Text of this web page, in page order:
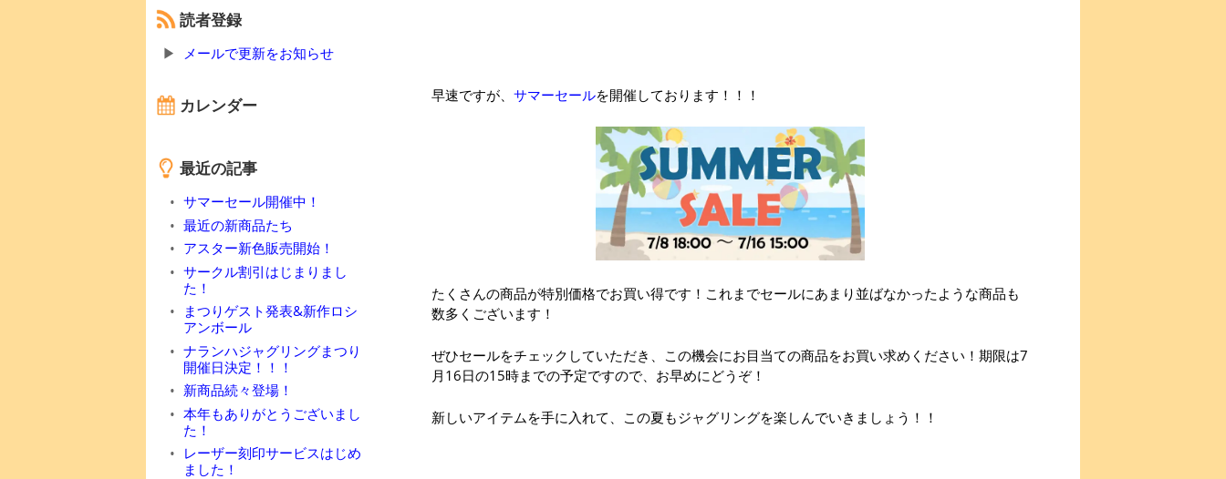
読者登録
メールで更新をお知らせ
カレンダー
最近の記事
サマーセール開催中！
最近の新商品たち
アスター新色販売開始！
サークル割引はじまりまし
た！
まつりゲスト発表&新作ロシ
アンボール
ナランハジャグリングまつり
開催日決定！！！
新商品続々登場！
本年もありがとうございまし
た！
レーザー刻印サービスはじめ
ました！
早速ですが、 サマーセールを開催しております！！！
たくさんの商品が特別価格でお買い得です！これまでセールにあまり並ばなかったような商品も
数多くございます！
ぜひセールをチェックしていただき、この機会にお目当ての商品をお買い求めください！期限は7
月16日の15時までの予定ですので、お早めにどうぞ！
新しいアイテムを手に入れて、この夏もジャグリングを楽しんでいきましょう！！